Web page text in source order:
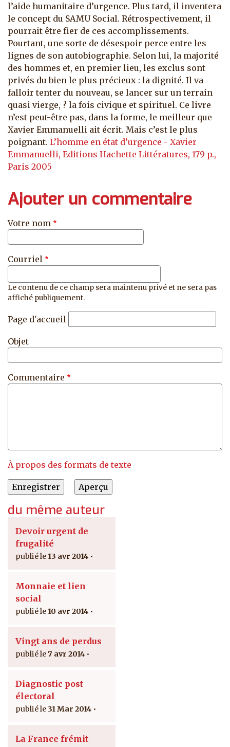
l’aide humanitaire d’urgence. Plus tard, il inventera
le concept du SAMU Social. Rétrospectivement, il
pourrait être fier de ces accomplissements.
Pourtant, une sorte de désespoir perce entre les
lignes de son autobiographie. Selon lui, la majorité
des hommes et, en premier lieu, les exclus sont
privés du bien le plus précieux : la dignité. Il va
falloir tenter du nouveau, se lancer sur un terrain
quasi vierge, ? la fois civique et spirituel. Ce livre
n’est peut-être pas, dans la forme, le meilleur que
Xavier Emmanuelli ait écrit. Mais c’est le plus
poignant. L’homme en état d’urgence - Xavier
Emmanuelli, Editions Hachette Littératures, 179 p.,
Paris 2005
Ajouter un commentaire
Votre nom
Courriel
Le contenu de ce champ sera maintenu privé et ne sera pas
affiché publiquement.
Page d'accueil
Objet
Commentaire
À propos des formats de texte
du même auteur
Devoir urgent de
frugalité
13 avr 2014
Monnaie et lien
social
10 avr 2014
Vingt ans de perdus
7 avr 2014
Diagnostic post
électoral
31 Mar 2014
La France frémit